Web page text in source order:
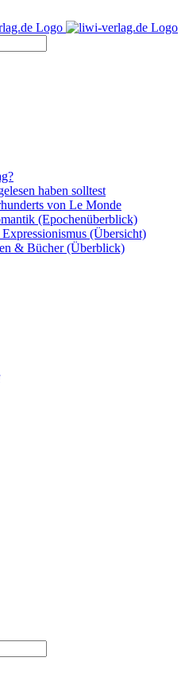
haben solltest
von Le Monde
(Epochenüberblick)
(Übersicht)
& Bücher (Überblick)